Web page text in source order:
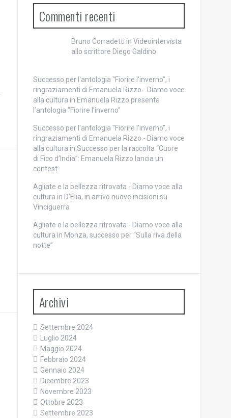
Commenti recenti
Bruno Corradetti in Videointervista
allo scrittore Diego Galdino
Successo per l'antologia "Fiorire l'inverno", i
ringraziamenti di Emanuela Rizzo - Diamo voce
alla cultura in Emanuela Rizzo presenta
l’antologia “Fiorire l’inverno”
Successo per l'antologia "Fiorire l'inverno", i
ringraziamenti di Emanuela Rizzo - Diamo voce
alla cultura in Successo per la raccolta “Cuore
di Fico d’India”: Emanuela Rizzo lancia un
contest
Agliate e la bellezza ritrovata - Diamo voce alla
cultura in D’Elia, in arrivo nuove incisioni su
Vinciguerra
Agliate e la bellezza ritrovata - Diamo voce alla
cultura in Monza, successo per “Sulla riva della
notte”
Archivi
Settembre 2024
Luglio 2024
Maggio 2024
Febbraio 2024
Gennaio 2024
Dicembre 2023
Novembre 2023
Ottobre 2023
Settembre 2023